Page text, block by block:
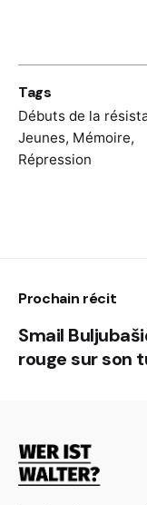
Tags
Débuts de la
Jeunes, Mémoire,
Répression
Prochain récit
Smail
rouge sur son